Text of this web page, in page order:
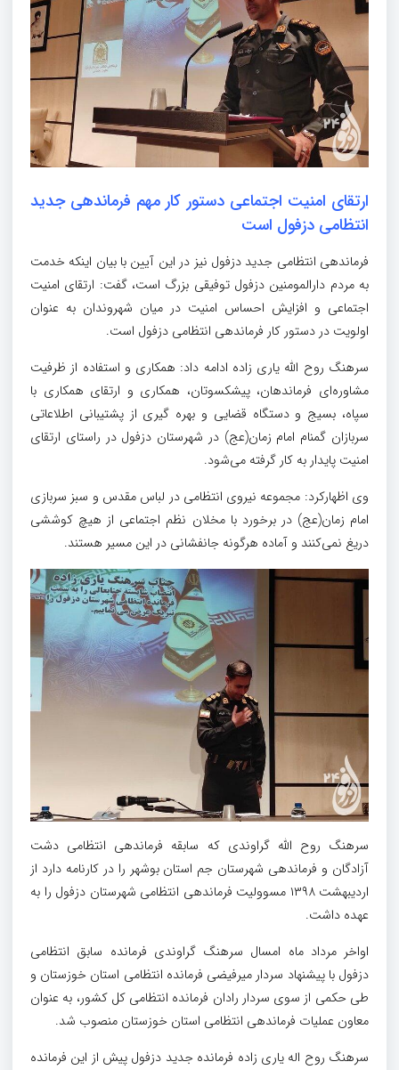
ارتقای امنیت اجتماعی دستور کار مهم فرماندهی جدید
انتظامی دزفول است
فرماندهی انتظامی جدید دزفول نیز در این آیین با بیان اینکه خدمت
به مردم دارالمومنین دزفول توفیقی بزرگ است، گفت: ارتقای امنیت
اجتماعی و افزایش احساس امنیت در میان شهروندان به عنوان
اولویت در دستور کار فرماندهی انتظامی دزفول است.
سرهنگ روح الله یاری زاده ادامه داد: همکاری و استفاده از ظرفیت
مشاوره‌ای فرماندهان، پیشکسوتان، همکاری و ارتقای همکاری با
سپاه، بسیج و دستگاه قضایی و بهره گیری از پشتیبانی اطلاعاتی
سربازان گمنام امام زمان(عج) در شهرستان دزفول در راستای ارتقای
امنیت پایدار به کار گرفته می‌شود.
وی اظهارکرد: مجموعه نیروی انتظامی در لباس مقدس و سبز سربازی
امام زمان(عج) در برخورد با مخلان نظم اجتماعی از هیچ کوششی
دریغ نمی‌کنند و آماده هرگونه جانفشانی در این مسیر هستند.
سرهنگ روح الله گراوندی که سابقه فرماندهی انتظامی دشت
آزادگان و فرماندهی شهرستان جم استان بوشهر را در کارنامه دارد از
اردیبهشت ۱۳۹۸ مسوولیت فرماندهی انتظامی شهرستان دزفول را به
عهده داشت.
اواخر مرداد ماه امسال سرهنگ گراوندی فرمانده سابق انتظامی
دزفول با پیشنهاد سردار میرفیضی فرمانده انتظامی استان خوزستان و
طی حکمی از سوی سردار رادان فرمانده انتظامی کل کشور، به عنوان
معاون عملیات فرماندهی انتظامی استان خوزستان منصوب شد.
سرهنگ روح اله یاری زاده فرمانده جدید دزفول پیش از این فرمانده